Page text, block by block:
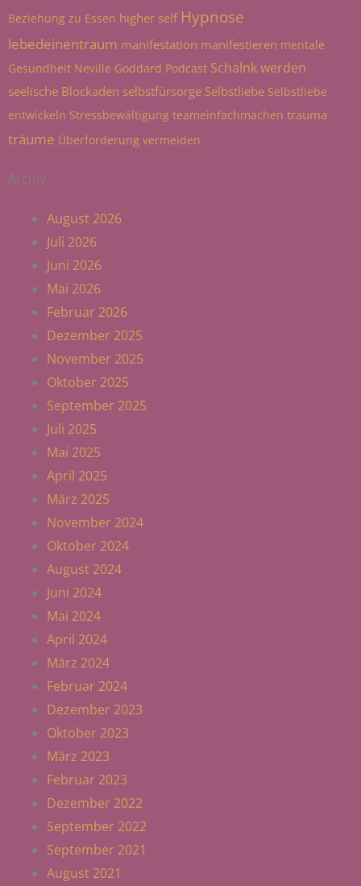
Beziehung zu Essen higher self Hypnose
lebedeinentraum manifestation manifestieren mentale
Gesundheit Neville Goddard Podcast Schalnk werden
seelische Blockaden selbstfürsorge Selbstliebe Selbstliebe
entwickeln Stressbewältigung teameinfachmachen trauma
träume Überforderung vermeiden
Archiv
August 2026
Juli 2026
Juni 2026
Mai 2026
Februar 2026
Dezember 2025
November 2025
Oktober 2025
September 2025
Juli 2025
Mai 2025
April 2025
März 2025
November 2024
Oktober 2024
August 2024
Juni 2024
Mai 2024
April 2024
März 2024
Februar 2024
Dezember 2023
Oktober 2023
März 2023
Februar 2023
Dezember 2022
September 2022
September 2021
August 2021